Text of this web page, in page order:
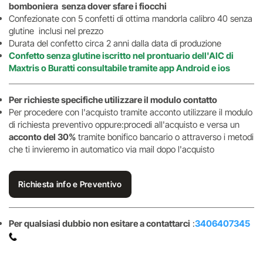
bomboniera senza dover sfare i fiocchi
Confezionate con 5 confetti di ottima mandorla calibro 40 senza
glutine inclusi nel prezzo
Durata del confetto circa 2 anni dalla data di produzione
Confetto senza glutine iscritto nel prontuario dell'AIC di
Maxtris o Buratti consultabile tramite app Android e ios
Per richieste specifiche utilizzare il modulo contatto
Per procedere con l'acquisto tramite acconto utilizzare il modulo
di richiesta preventivo oppure:procedi all'acquisto e versa un
acconto del 30% tramite bonifico bancario o attraverso i metodi
che ti invieremo in automatico via mail dopo l'acquisto
Richiesta info e Preventivo
Per qualsiasi dubbio non esitare a contattarci :3406407345